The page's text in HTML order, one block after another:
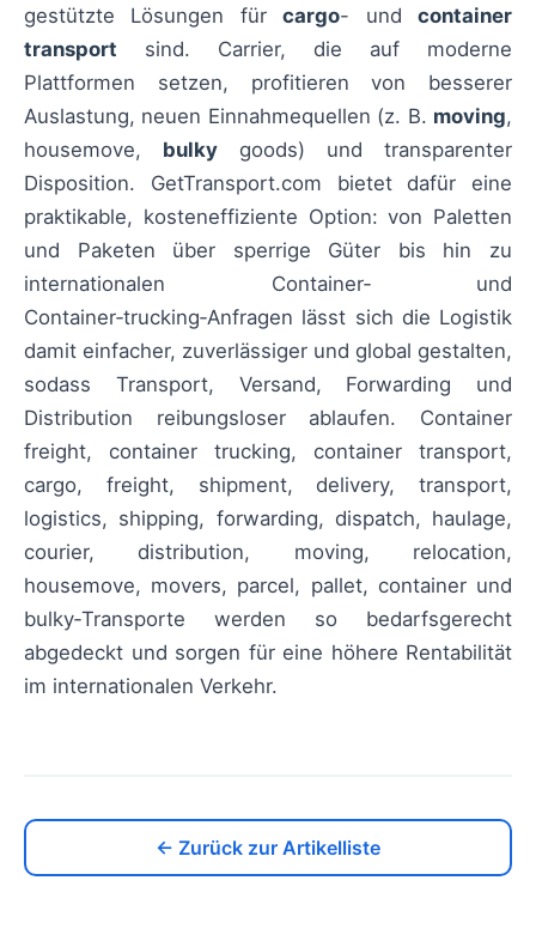
gestützte Lösungen fürcargo- undcontainer
transport sind. Carrier, die auf moderne
Plattformen setzen, profitieren von besserer
Auslastung, neuen Einnahmequellen (z. B. moving,
housemove, bulky goods) und transparenter
Disposition. GetTransport.com bietet dafür eine
praktikable, kosteneffiziente Option: von Paletten
und Paketen über sperrige Güter bis hin zu
internationalen Container‑ und
Container‑trucking‑Anfragen lässt sich die Logistik
damit einfacher, zuverlässiger und global gestalten,
sodass Transport, Versand, Forwarding und
Distribution reibungsloser ablaufen. Container
freight, container trucking, container transport,
cargo, freight, shipment, delivery, transport,
logistics, shipping, forwarding, dispatch, haulage,
courier, distribution, moving, relocation,
housemove, movers, parcel, pallet, container und
bulky‑Transporte werden so bedarfsgerecht
abgedeckt und sorgen für eine höhere Rentabilität
im internationalen Verkehr.
← Zurück zur Artikelliste